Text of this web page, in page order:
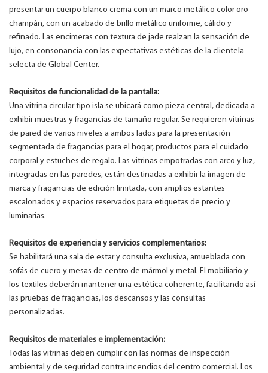
presentar un cuerpo blanco crema con un marco metálico color oro
champán, con un acabado de brillo metálico uniforme, cálido y
refinado. Las encimeras con textura de jade realzan la sensación de
lujo, en consonancia con las expectativas estéticas de la clientela
selecta de Global Center.
Requisitos de funcionalidad de la pantalla:
Una vitrina circular tipo isla se ubicará como pieza central, dedicada a
exhibir muestras y fragancias de tamaño regular. Se requieren vitrinas
de pared de varios niveles a ambos lados para la presentación
segmentada de fragancias para el hogar, productos para el cuidado
corporal y estuches de regalo. Las vitrinas empotradas con arco y luz,
integradas en las paredes, están destinadas a exhibir la imagen de
marca y fragancias de edición limitada, con amplios estantes
escalonados y espacios reservados para etiquetas de precio y
luminarias.
Requisitos de experiencia y servicios complementarios:
Se habilitará una sala de estar y consulta exclusiva, amueblada con
sofás de cuero y mesas de centro de mármol y metal. El mobiliario y
los textiles deberán mantener una estética coherente, facilitando así
las pruebas de fragancias, los descansos y las consultas
personalizadas.
Requisitos de materiales e implementación:
Todas las vitrinas deben cumplir con las normas de inspección
ambiental y de seguridad contra incendios del centro comercial. Los